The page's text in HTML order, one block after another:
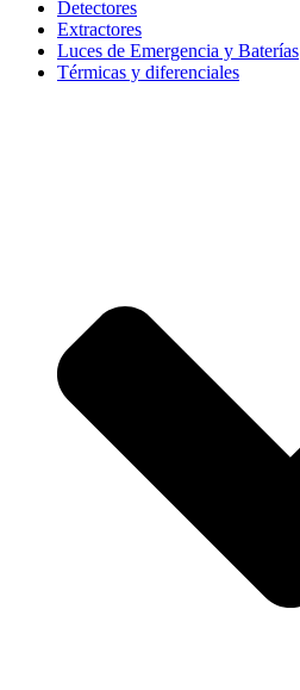
Detectores
Extractores
Luces de Emergencia y Baterías
Térmicas y diferenciales